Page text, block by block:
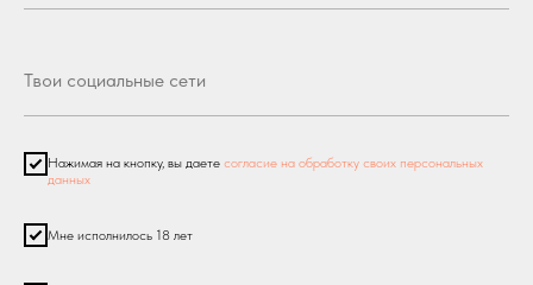
Нажимая на кнопку, вы даете согласие на обработку своих персональных
данных
Мне исполнилось 18 лет